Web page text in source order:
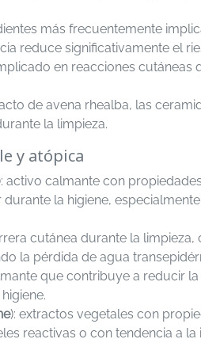
más frecuentemente
reduce significativamente el
en reacciones cutáneas
de avena rhealba, las
la limpieza.
y atópica
activo calmante con
la higiene,
cutánea durante la
la pérdida de agua
que contribuye a reducir
): extractos vegetales con
reactivas o con tendencia a la